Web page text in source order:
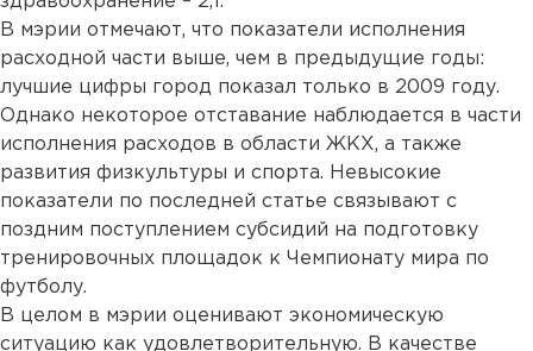
В мэрии отмечают, что показатели исполнения
расходной части выше, чем в предыдущие годы:
лучшие цифры город показал только в 2009 году.
Однако некоторое отставание наблюдается в части
исполнения расходов в области ЖКХ, а также
развития физкультуры и спорта. Невысокие
показатели по последней статье связывают с
поздним поступлением субсидий на подготовку
тренировочных площадок к Чемпионату мира по
футболу.
В целом в мэрии оценивают экономическую
ситуацию как удовлетворительную. В качестве